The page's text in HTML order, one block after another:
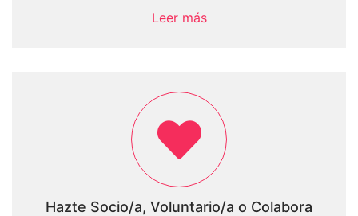
Leer más
Hazte Socio/a, Voluntario/a o Colabora